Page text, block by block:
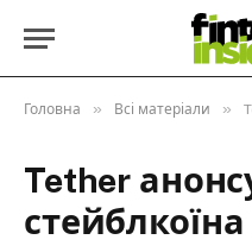
Головна » Всі матеріали »
Tether
стейблкоїна